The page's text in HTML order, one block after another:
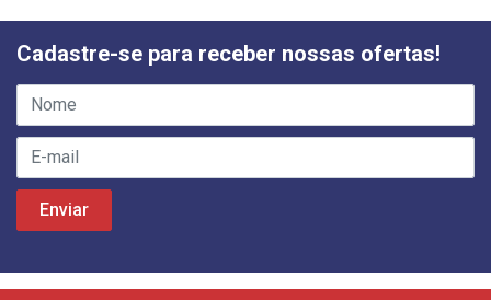
Cadastre-se para receber nossas ofertas!